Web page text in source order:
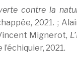
contre la
2021. ;
Mignerot,
l’échiquier, 2021.